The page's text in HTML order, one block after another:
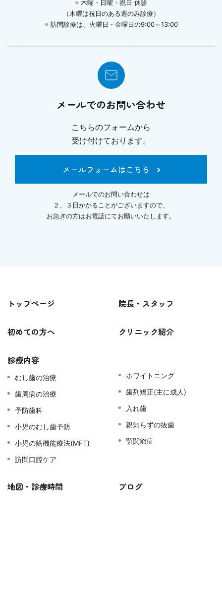
※ 木曜・日曜・祝日 休診
（木曜は祝日のある週のみ診療）
※訪問診療は、火曜日・金曜日の9:00～13:00
メールでのお問い合わせ
こちらのフォームから
受け付けております。
メールフォームはこちら
メールでのお問い合わせは
２、３日かかることがございますので、
お急ぎの方はお電話にてお願いいたします。
トップページ 院長・スタッフ
初めての方へ クリニック紹介
診療内容
むし歯の治療
歯周病の治療
予防歯科
小児のむし歯予防
小児の筋機能療法(MFT)
訪問口腔ケア
ホワイトニング
歯列矯正(主に成人)
入れ歯
親知らずの抜歯
顎関節症
地図・診療時間 ブログ